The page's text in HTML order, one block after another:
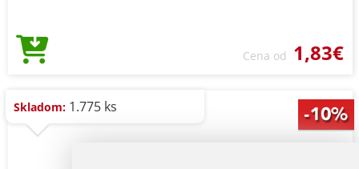
Cena od 1,83€
Skladom: 1.775 ks